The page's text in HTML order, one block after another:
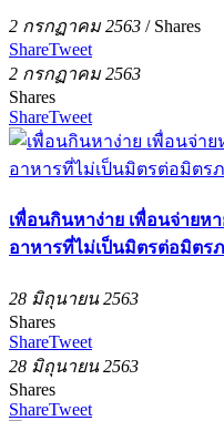
2 กรกฏาคม 2563 / Shares
ShareTweet
2 กรกฏาคม 2563
Shares
ShareTweet
เพื่อนกินหาง่าย เพื่อนจ่ายห
อาหารที่ไม่เป็นมิตรต่อมิตร
28 มิถุนายน 2563
Shares
ShareTweet
28 มิถุนายน 2563
Shares
ShareTweet